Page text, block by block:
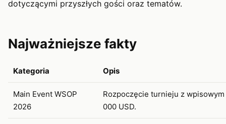
dotyczącymi przyszłych gości oraz tematów.
Najważniejsze fakty
Kategoria Opis
Main Event WSOP
2026
Rozpoczęcie turnieju z wpisowym
000 USD.